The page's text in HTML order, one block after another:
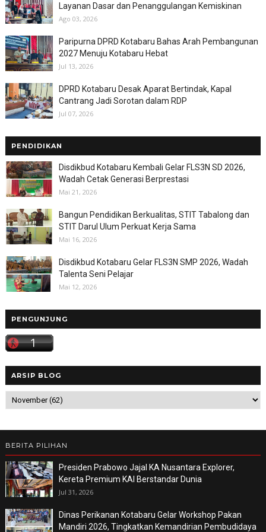
Layanan Dasar dan Penanggulangan Kemiskinan
Ago 03, 2026
Paripurna DPRD Kotabaru Bahas Arah Pembangunan
2027 Menuju Kotabaru Hebat
Jul 13, 2026
DPRD Kotabaru Desak Aparat Bertindak, Kapal
Cantrang Jadi Sorotan dalam RDP
Jul 07, 2026
PENDIDIKAN
Disdikbud Kotabaru Kembali Gelar FLS3N SD 2026,
Wadah Cetak Generasi Berprestasi
Mai 21, 2026
Bangun Pendidikan Berkualitas, STIT Tabalong dan
STIT Darul Ulum Perkuat Kerja Sama
Mai 16, 2026
Disdikbud Kotabaru Gelar FLS3N SMP 2026, Wadah
Talenta Seni Pelajar
Mai 12, 2026
PENGUNJUNG
ARSIP BLOG
BERITA PILIHAN
Presiden Prabowo Jajal KA Nusantara Explorer,
Kereta Premium KAI Berstandar Dunia
Jul 31, 2026
Dinas Perikanan Kotabaru Gelar Workshop Pakan
Mandiri 2026, Tingkatkan Kemandirian Pembudidaya